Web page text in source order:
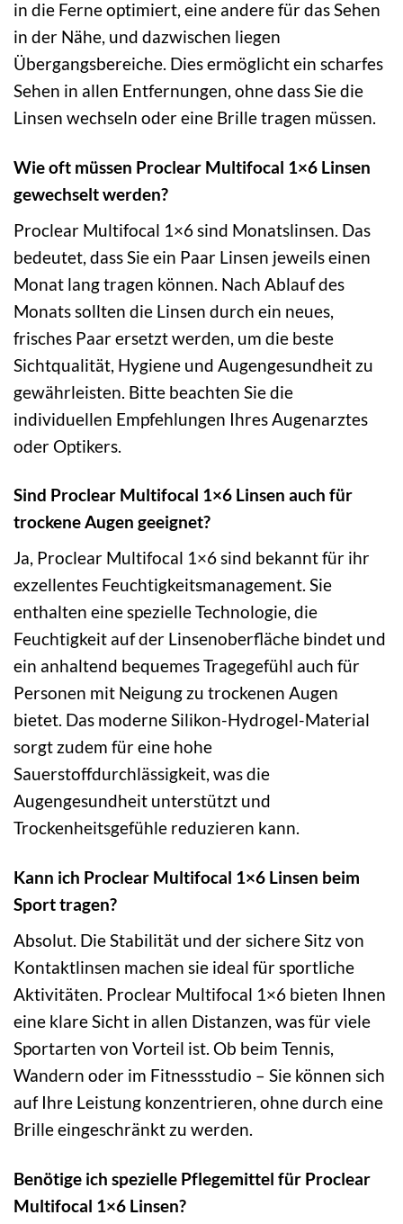
in die Ferne optimiert, eine andere für das Sehen
in der Nähe, und dazwischen liegen
Übergangsbereiche. Dies ermöglicht ein scharfes
Sehen in allen Entfernungen, ohne dass Sie die
Linsen wechseln oder eine Brille tragen müssen.
Wie oft müssen Proclear Multifocal 1×6 Linsen
gewechselt werden?
Proclear Multifocal 1×6 sind Monatslinsen. Das
bedeutet, dass Sie ein Paar Linsen jeweils einen
Monat lang tragen können. Nach Ablauf des
Monats sollten die Linsen durch ein neues,
frisches Paar ersetzt werden, um die beste
Sichtqualität, Hygiene und Augengesundheit zu
gewährleisten. Bitte beachten Sie die
individuellen Empfehlungen Ihres Augenarztes
oder Optikers.
Sind Proclear Multifocal 1×6 Linsen auch für
trockene Augen geeignet?
Ja, Proclear Multifocal 1×6 sind bekannt für ihr
exzellentes Feuchtigkeitsmanagement. Sie
enthalten eine spezielle Technologie, die
Feuchtigkeit auf der Linsenoberfläche bindet und
ein anhaltend bequemes Tragegefühl auch für
Personen mit Neigung zu trockenen Augen
bietet. Das moderne Silikon-Hydrogel-Material
sorgt zudem für eine hohe
Sauerstoffdurchlässigkeit, was die
Augengesundheit unterstützt und
Trockenheitsgefühle reduzieren kann.
Kann ich Proclear Multifocal 1×6 Linsen beim
Sport tragen?
Absolut. Die Stabilität und der sichere Sitz von
Kontaktlinsen machen sie ideal für sportliche
Aktivitäten. Proclear Multifocal 1×6 bieten Ihnen
eine klare Sicht in allen Distanzen, was für viele
Sportarten von Vorteil ist. Ob beim Tennis,
Wandern oder im Fitnessstudio – Sie können sich
auf Ihre Leistung konzentrieren, ohne durch eine
Brille eingeschränkt zu werden.
Benötige ich spezielle Pflegemittel für Proclear
Multifocal 1×6 Linsen?